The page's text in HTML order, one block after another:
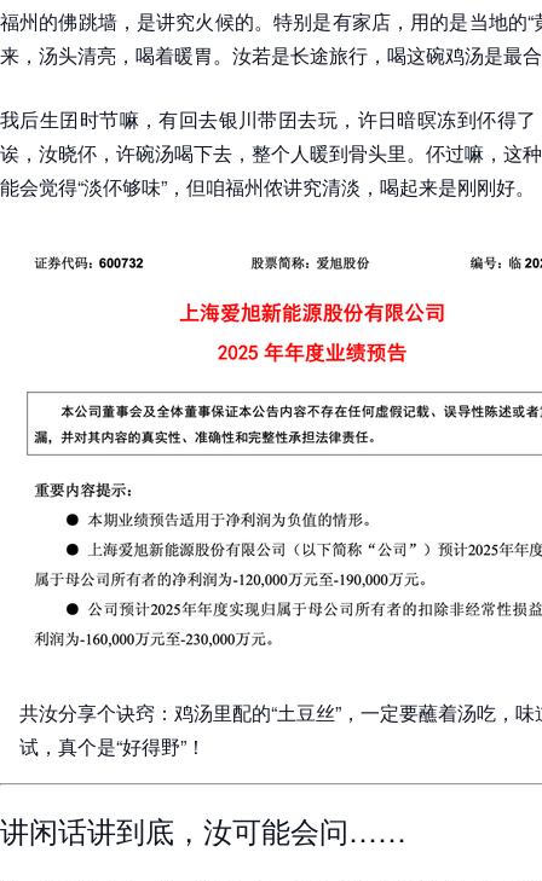
福州的佛跳墙，是讲究火候的。特别是有家店，用的是当地的
来，汤头清亮，喝着暖胃。汝若是长途旅行，喝这碗鸡汤是最
我后生囝时节嘛，有回去银川带囝去玩，许日暗暝冻到伓得
诶，汝晓伓，许碗汤喝下去，整个人暖到骨头里。伓过嘛，这
能会觉得“淡伓够味”，但咱福州侬讲究清淡，喝起来是刚刚好。
共汝分享个诀窍：鸡汤里配的“土豆丝”，一定要蘸着汤吃，
试，真个是“好得野”！
讲闲话讲到底，汝可能会问……